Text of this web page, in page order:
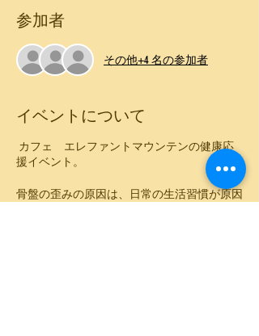
参加者
その他+4 名の参加者
イベントについて
カフェ エレファントマウンテンの健康応
援イベント。
骨盤の歪みの原因は、日常の生活習慣が原因